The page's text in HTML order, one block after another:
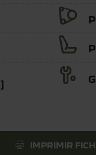
IMPRIMIR